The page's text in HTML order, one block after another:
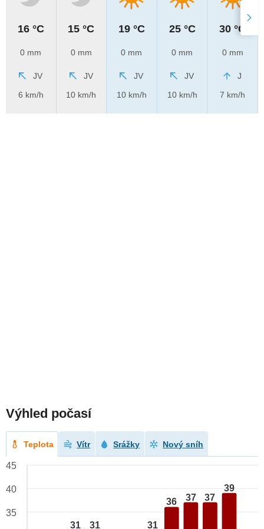
16 °C
0 mm
JV
6 km/h
15 °C
0 mm
JV
10 km/h
19 °C
0 mm
JV
10 km/h
25 °C
0 mm
JV
10 km/h
30 °C
0 mm
J
7 km/h
Výhled počasí
Teplota Vítr Srážky Nový sníh
31 31 31
36 37 37
39
45
40
35